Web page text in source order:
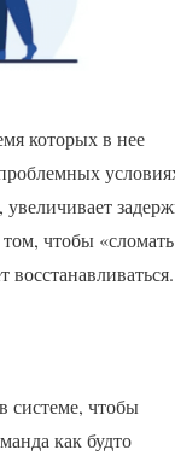
которых в нее
чтобы «сломать
восстанавливаться.
системе, чтобы
как будто